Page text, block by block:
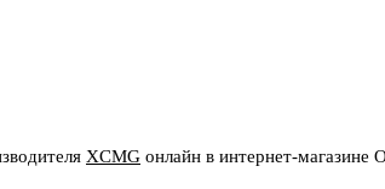
XCMG онлайн в интернет-